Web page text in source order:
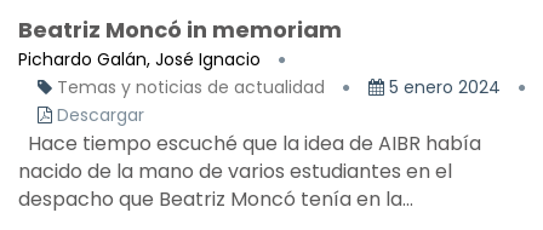
Beatriz Moncó in memoriam
Pichardo Galán, José Ignacio
Temas y noticias de actualidad
5 enero 2024
Descargar
Hace tiempo escuché que la idea de AIBR había
nacido de la mano de varios estudiantes en el
despacho que Beatriz Moncó tenía en la...